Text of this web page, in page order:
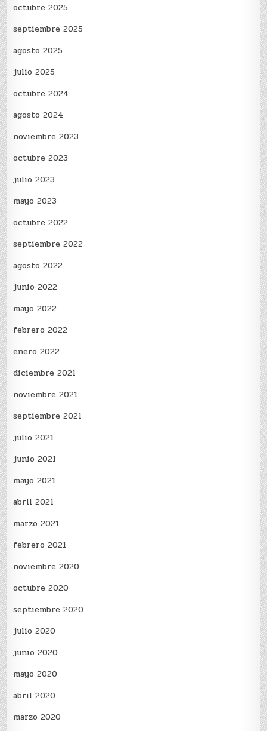
octubre 2025
septiembre 2025
agosto 2025
julio 2025
octubre 2024
agosto 2024
noviembre 2023
octubre 2023
julio 2023
mayo 2023
octubre 2022
septiembre 2022
agosto 2022
junio 2022
mayo 2022
febrero 2022
enero 2022
diciembre 2021
noviembre 2021
septiembre 2021
julio 2021
junio 2021
mayo 2021
abril 2021
marzo 2021
febrero 2021
noviembre 2020
octubre 2020
septiembre 2020
julio 2020
junio 2020
mayo 2020
abril 2020
marzo 2020